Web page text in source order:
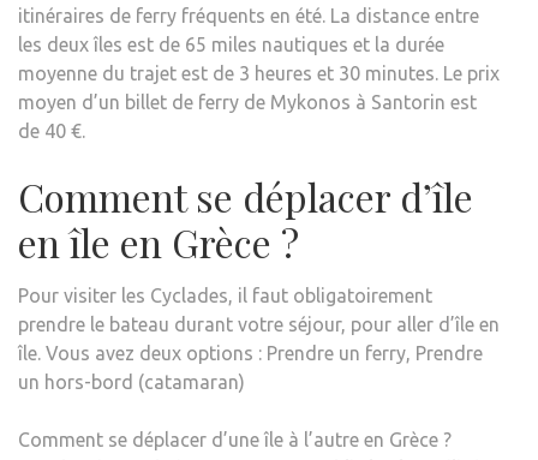
itinéraires de ferry fréquents en été. La distance entre
les deux îles est de 65 miles nautiques et la durée
moyenne du trajet est de 3 heures et 30 minutes. Le prix
moyen d’un billet de ferry de Mykonos à Santorin est
de 40 €.
Comment se déplacer d’île
en île en Grèce ?
Pour visiter les Cyclades, il faut obligatoirement
prendre le bateau durant votre séjour, pour aller d’île en
île. Vous avez deux options : Prendre un ferry, Prendre
un hors-bord (catamaran)
Comment se déplacer d’une île à l’autre en Grèce ?